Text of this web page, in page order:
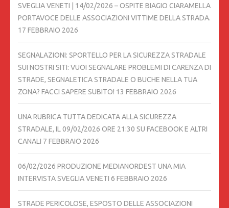
SVEGLIA VENETI | 14/02/2026 – OSPITE BIAGIO CIARAMELLA
PORTAVOCE DELLE ASSOCIAZIONI VITTIME DELLA STRADA.
17 FEBBRAIO 2026
SEGNALAZIONI: SPORTELLO PER LA SICUREZZA STRADALE
SUI NOSTRI SITI: VUOI SEGNALARE PROBLEMI DI CARENZA DI
STRADE, SEGNALETICA STRADALE O BUCHE NELLA TUA
ZONA? FACCI SAPERE SUBITO! 13 FEBBRAIO 2026
UNA RUBRICA TUTTA DEDICATA ALLA SICUREZZA
STRADALE, IL 09/02/2026 ORE 21:30 SU FACEBOOK E ALTRI
CANALI 7 FEBBRAIO 2026
06/02/2026 PRODUZIONE MEDIANORDEST UNA MIA
INTERVISTA SVEGLIA VENETI 6 FEBBRAIO 2026
STRADE PERICOLOSE, ESPOSTO DELLE ASSOCIAZIONI